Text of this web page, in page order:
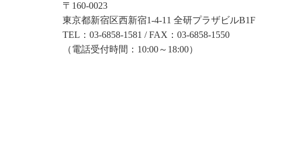
〒160-0023
東京都新宿区西新宿1-4-11 全研プラザビルB1F
TEL：03-6858-1581 / FAX：03-6858-1550
（電話受付時間：10:00～18:00）